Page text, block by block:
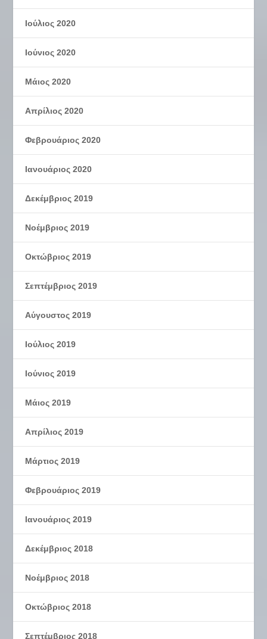
Ιούλιος 2020
Ιούνιος 2020
Μάιος 2020
Απρίλιος 2020
Φεβρουάριος 2020
Ιανουάριος 2020
Δεκέμβριος 2019
Νοέμβριος 2019
Οκτώβριος 2019
Σεπτέμβριος 2019
Αύγουστος 2019
Ιούλιος 2019
Ιούνιος 2019
Μάιος 2019
Απρίλιος 2019
Μάρτιος 2019
Φεβρουάριος 2019
Ιανουάριος 2019
Δεκέμβριος 2018
Νοέμβριος 2018
Οκτώβριος 2018
Σεπτέμβριος 2018